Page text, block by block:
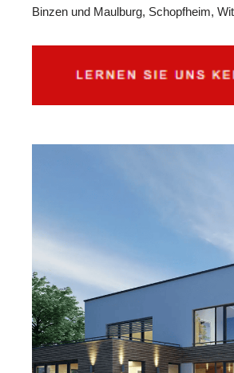
Binzen und Maulburg, Schopfheim,